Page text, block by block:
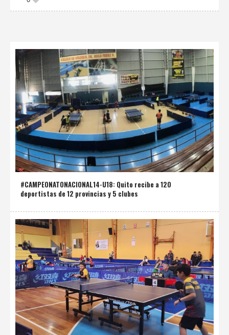
#CAMPEONATONACIONAL14-U18: Quito recibe a 120
deportistas de 12 provincias y 5 clubes